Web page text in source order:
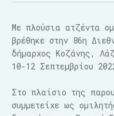
Με πλούσια ατζέντα
βρέθηκε στην 86η
δήμαρχος Κοζάνης,
10-12 Σεπτεμβρίου
Στο πλαίσιο της
συμμετείχε ως